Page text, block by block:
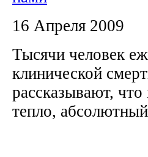
16 Апреля 2009
Тысячи человек
клинической
рассказывают, что
тепло,